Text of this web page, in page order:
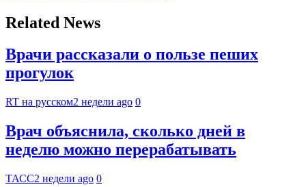
Related News
Врачи рассказали о пользе пеших
прогулок
RT на русском2 недели ago 0
Врач объяснила, сколько дней в
неделю можно перерабатывать
ТАСС2 недели ago 0